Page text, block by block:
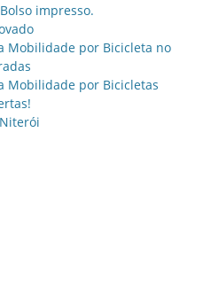
impresso.
Mobilidade por Bicicleta no
Mobilidade por Bicicletas